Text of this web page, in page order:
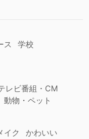
ス
学校
レビ番組・CM
動物・ペット
イク かわいい